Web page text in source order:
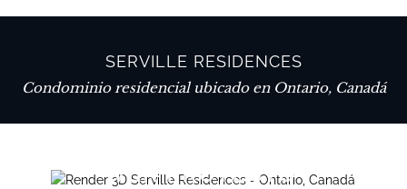
SERVILLE RESIDENCES
Condominio residencial ubicado en Ontario, Canadá
VER PROYECTO